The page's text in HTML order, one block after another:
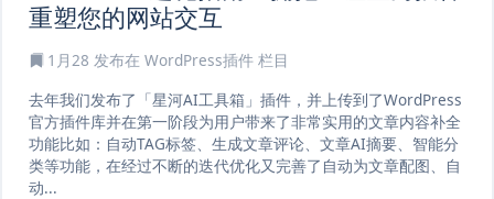
重塑您的网站交互
1月28 发布在 WordPress插件 栏目
去年我们发布了「星河AI工具箱」插件，并上传到了WordPress
官方插件库并在第一阶段为用户带来了非常实用的文章内容补全
功能比如：自动TAG标签、生成文章评论、文章AI摘要、智能分
类等功能，在经过不断的迭代优化又完善了自动为文章配图、自
动...